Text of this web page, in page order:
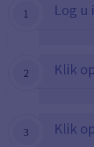
1 Log u
2 Klik
3 Klik